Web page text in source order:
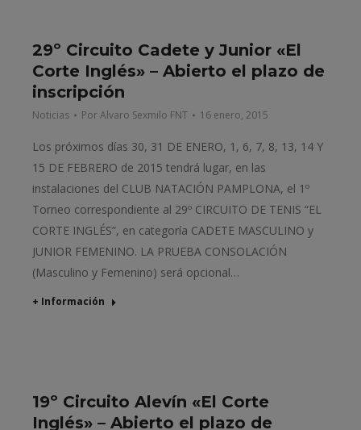
29º Circuito Cadete y Junior «El
Corte Inglés» – Abierto el plazo de
inscripción
Noticias PorAlvaro Sexmilo FNT 16 enero, 2015
Los próximos días 30, 31 DE ENERO, 1, 6, 7, 8, 13, 14 Y
15 DE FEBRERO de 2015 tendrá lugar, en las
instalaciones del CLUB NATACIÓN PAMPLONA, el 1º
Torneo correspondiente al 29º CIRCUITO DE TENIS “EL
CORTE INGLÉS”, en categoría CADETE MASCULINO y
JUNIOR FEMENINO. LA PRUEBA CONSOLACIÓN
(Masculino y Femenino) será opcional…
+ Información
19º Circuito Alevín «El Corte
Inglés» – Abierto el plazo de